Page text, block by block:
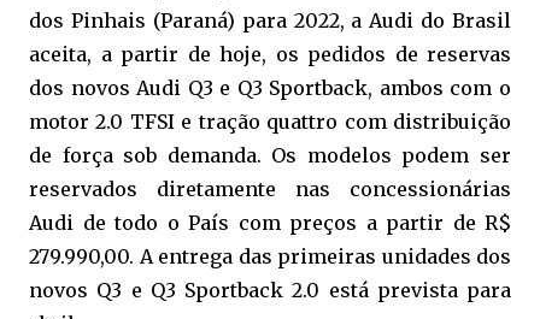
dos Pinhais (Paraná) para 2022, a Audi do Brasil
aceita, a partir de hoje, os pedidos de reservas
dos novos Audi Q3 e Q3 Sportback, ambos com o
motor 2.0 TFSI e tração quattro com distribuição
de força sob demanda. Os modelos podem ser
reservados diretamente nas concessionárias
Audi de todo o País com preços a partir de R$
279.990,00. A entrega das primeiras unidades dos
novos Q3 e Q3 Sportback 2.0 está prevista para